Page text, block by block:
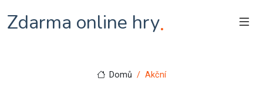
Zdarma online hry.
Domů Akční